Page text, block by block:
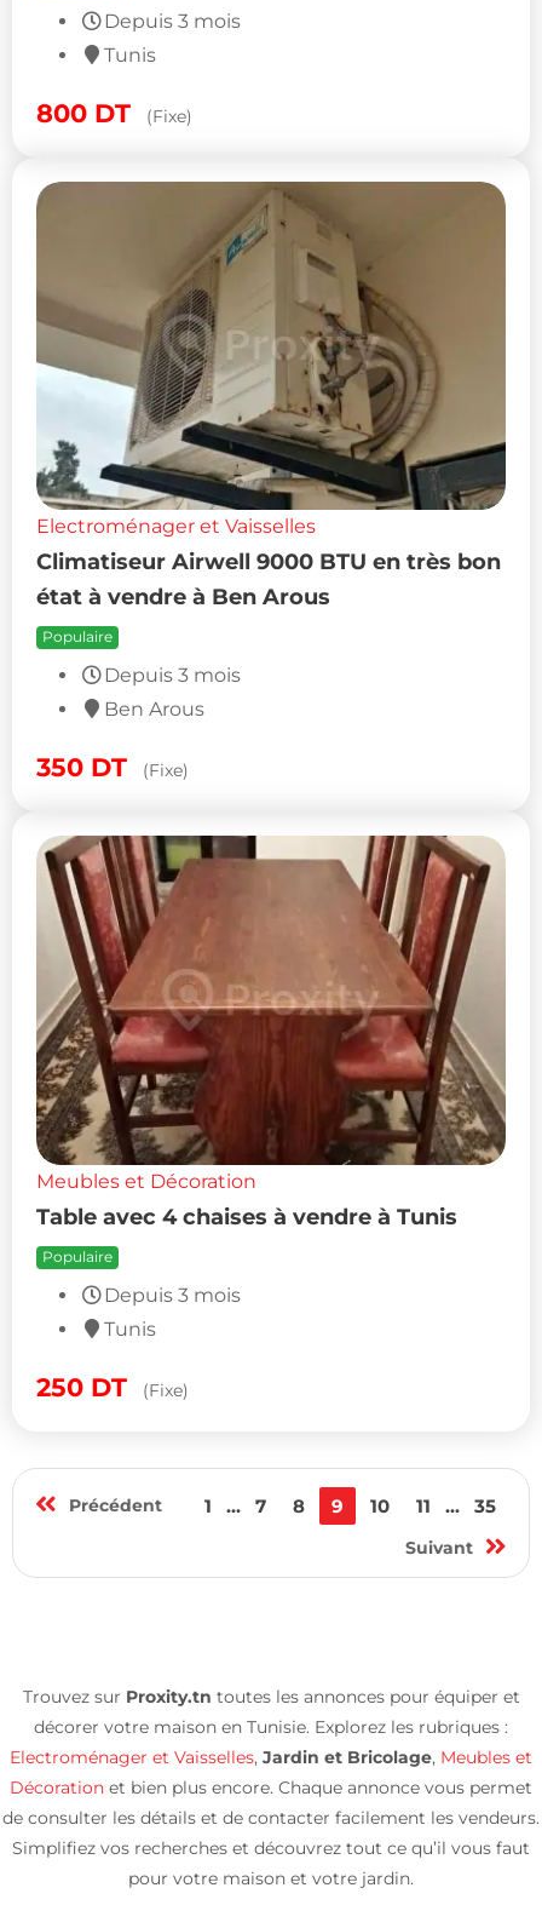
Depuis 3 mois
Tunis
800 DT (Fixe)
Electroménager et Vaisselles
Climatiseur Airwell 9000 BTU en très bon
état à vendre à Ben Arous
Populaire
Depuis 3 mois
Ben Arous
350 DT (Fixe)
Meubles et Décoration
Table avec 4 chaises à vendre à Tunis
Populaire
Depuis 3 mois
Tunis
250 DT (Fixe)
Précédent 1 ... 7 8 9 10 11 ... 35
Suivant
Trouvez sur Proxity.tn toutes les annonces pour équiper et
décorer votre maison en Tunisie. Explorez les rubriques :
Electroménager et Vaisselles, Jardin et Bricolage, Meubles et
Décoration et bien plus encore. Chaque annonce vous permet
de consulter les détails et de contacter facilement les vendeurs.
Simplifiez vos recherches et découvrez tout ce qu’il vous faut
pour votre maison et votre jardin.